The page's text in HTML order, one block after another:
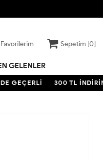
Favorilerim Sepetim [0]
GELENLER
300 TL İNDİRİM